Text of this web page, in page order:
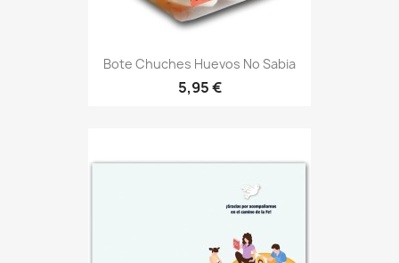
Bote Chuches Huevos No Sabia
5,95 €